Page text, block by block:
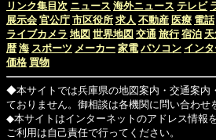
リンク集目次 ニュース 海外ニュース テレビ
展示会 官公庁 市区役所 求人 不動産 医療 電話
ライブカメラ 地図 世界地図 交通 旅行 宿泊
暦 海 スポーツ メーカー 家電 パソコン イン
価格 買物
◆本サイトでは兵庫県の地図案内・交通案内
ておりません。御相談は各機関に問い合わせ
◆本サイトはインターネットのアドレス情報
ご利用は自己責任で行ってください。